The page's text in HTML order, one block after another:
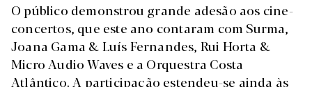
O público demonstrou grande adesão aos cine-
concertos, que este ano contaram com Surma,
Joana Gama & Luís Fernandes, Rui Horta &
Micro Audio Waves e a Orquestra Costa
Atlântico. A participação estendeu-se ainda às